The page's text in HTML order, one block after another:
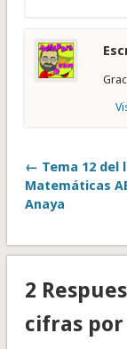
← Tema 12 del
Matemáticas
Anaya
2
cifras